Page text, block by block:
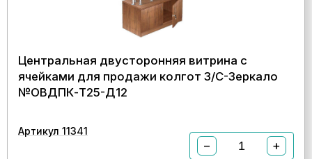
Центральная двусторонняя витрина с
ячейками для продажи колгот З/C-Зеркало
№ОВДПК-Т25-Д12
Артикул 11341
− +